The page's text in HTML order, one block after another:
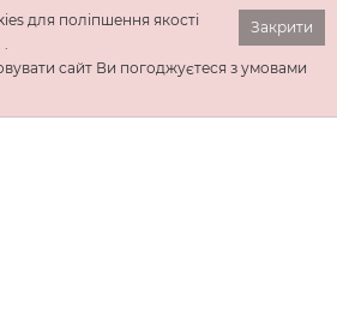
Закрити
для поліпшення якості
.
сайт Ви погоджуєтеся з умовами